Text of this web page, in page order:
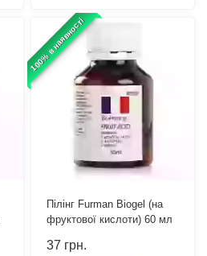
100% в наявності
Пілінг Furman Biogel (на
фруктової кислоти) 60 мл
37 грн.